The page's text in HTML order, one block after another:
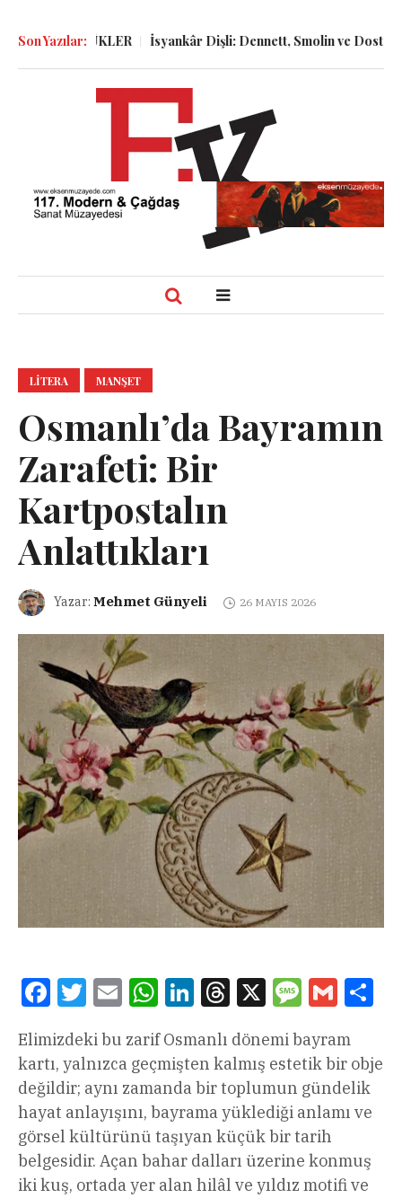
Son Yazılar:
GÜNLÜKLER İsyankâr Dişli: Dennett, Smolin ve
LITERA MANŞET
Osmanlı’da Bayramın
Zarafeti: Bir
Kartpostalın
Anlattıkları
Yazar: Mehmet Günyeli 26 MAYIS 2026
FacebookTwitterEmail WhatsAppLinkedInThreads
X Message
Gmail
Elimizdeki bu zarif Osmanlı dönemi bayram
kartı, yalnızca geçmişten kalmış estetik bir obje
değildir; aynı zamanda bir toplumun gündelik
hayat anlayışını, bayrama yüklediği anlamı ve
görsel kültürünü taşıyan küçük bir tarih
belgesidir. Açan bahar dalları üzerine konmuş
iki kuş, ortada yer alan hilâl ve yıldız motifi ve